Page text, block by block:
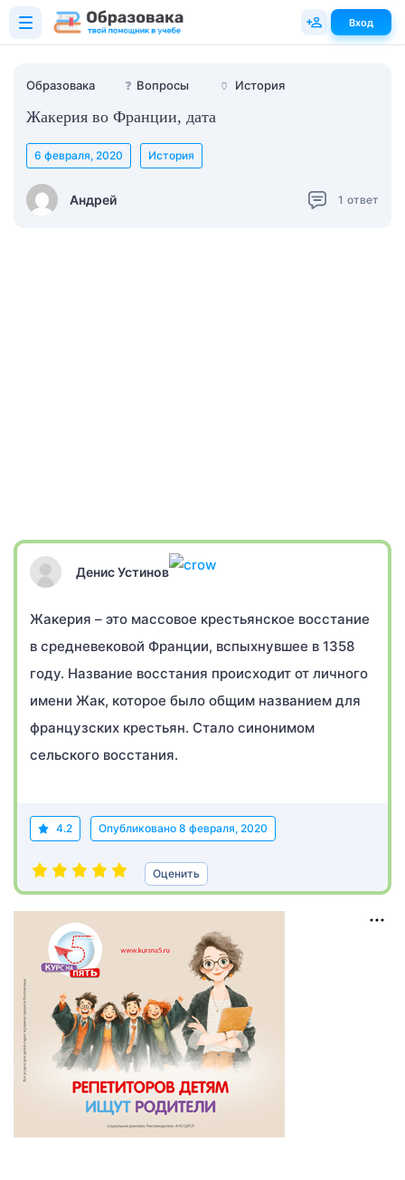
Образовака ❓ Вопросы 🏺 История
Жакерия во Франции, дата
Андрей
6 февраля, 2020 История
1 ответ
Денис Устинов
Жакерия – это массовое крестьянское восстание
в средневековой Франции, вспыхнувшее в 1358
году. Название восстания происходит от личного
имени Жак, которое было общим названием для
французских крестьян. Стало синонимом
сельского восстания.
4.2 Опубликовано 8 февраля, 2020
Оценить
Вход